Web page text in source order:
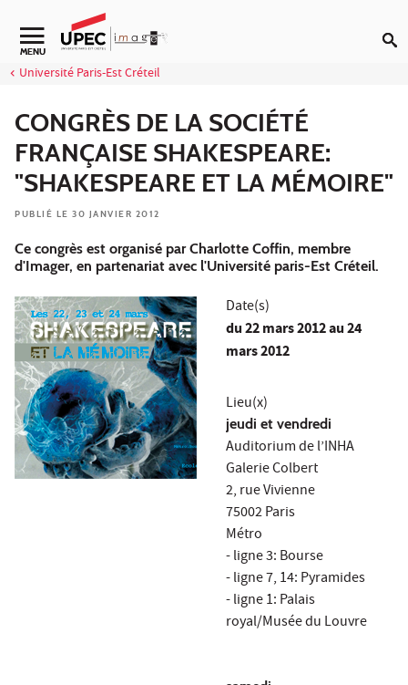
Aller au contenu
Navigation secondaire
MENU
Université Paris-Est Créteil
CONGRÈS DE LA SOCIÉTÉ
FRANÇAISE SHAKESPEARE:
"SHAKESPEARE ET LA MÉMOIRE"
PUBLIÉ LE 30 JANVIER 2012
Ce congrès est organisé par Charlotte Coffin, membre
d'Imager, en partenariat avec l'Université paris-Est Créteil.
Date(s)
du22 mars 2012au 24
mars 2012
Lieu(x)
jeudi et vendredi
Auditorium de l’INHA
Galerie Colbert
2, rue Vivienne
75002 Paris
Métro
- ligne 3: Bourse
- ligne 7, 14: Pyramides
- ligne 1: Palais
royal/Musée du Louvre